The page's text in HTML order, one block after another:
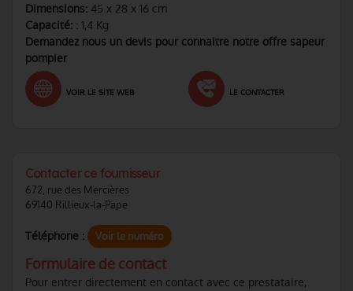
Dimensions: 45 x 28 x 16 cm
Capacité: : 1,4 Kg
Demandez nous un devis pour connaitre notre offre sapeur
pompier
VOIR LE SITE WEB LE CONTACTER
Contacter ce fournisseur
672, rue des Mercières
69140 Rillieux-la-Pape
Téléphone : Voir le numéro
Formulaire de contact
Pour entrer directement en contact avec ce prestataire,